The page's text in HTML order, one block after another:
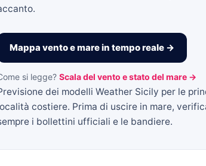
Mappa vento e mare in tempo reale →
si legge? Scala del vento e stato del mare →
dei modelli Weather Sicily per le
costiere. Prima di uscire in mare,
i bollettini ufficiali e le bandiere.